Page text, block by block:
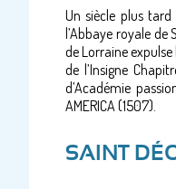
Un siècle plus
l’Abbaye royale
de Lorraine expulse
de l’Insigne
d’Académie
AMERICA (1507).
SAINT